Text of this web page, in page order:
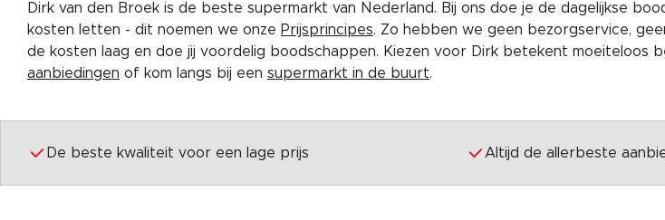
Dirk van den Broek is de beste supermarkt van Nederland. Bij ons doe je de dagelijkse
kosten letten - dit noemen we onze Prijsprincipes. Zo hebben we geen bezorgservice,
de kosten laag en doe jij voordelig boodschappen. Kiezen voor Dirk betekent moeiteloos
aanbiedingen of kom langs bij een supermarkt in de buurt.
De beste kwaliteit voor een lage prijs Altijd de allerbeste